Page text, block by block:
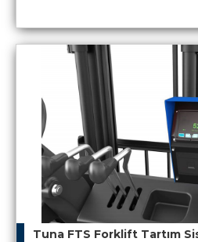
Tuna FTS Forklift Tartım